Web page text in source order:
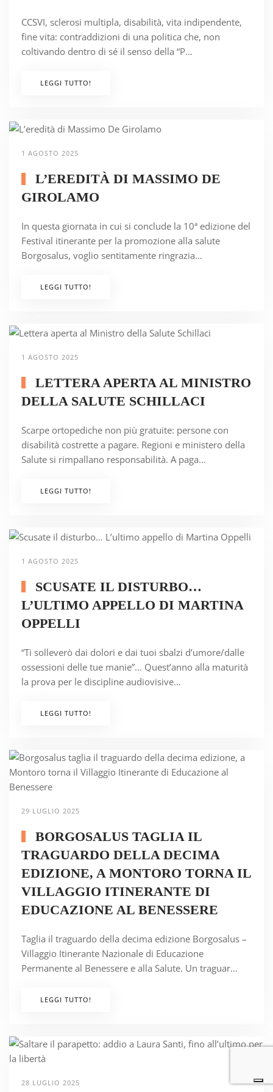
CCSVI, sclerosi multipla, disabilità, vita indipendente,
fine vita: contraddizioni di una politica che, non
coltivando dentro di sé il senso della “P…
LEGGI TUTTO!
1 AGOSTO 2025
L’EREDITÀ DI MASSIMO DE
GIROLAMO
In questa giornata in cui si conclude la 10ª edizione del
Festival itinerante per la promozione alla salute
Borgosalus, voglio sentitamente ringrazia…
LEGGI TUTTO!
1 AGOSTO 2025
LETTERA APERTA AL MINISTRO
DELLA SALUTE SCHILLACI
Scarpe ortopediche non più gratuite: persone con
disabilità costrette a pagare. Regioni e ministero della
Salute si rimpallano responsabilità. A paga…
LEGGI TUTTO!
1 AGOSTO 2025
SCUSATE IL DISTURBO…
L’ULTIMO APPELLO DI MARTINA
OPPELLI
“Ti solleverò dai dolori e dai tuoi sbalzi d’umore/dalle
ossessioni delle tue manie”… Quest’anno alla maturità
la prova per le discipline audiovisive…
LEGGI TUTTO!
29 LUGLIO 2025
BORGOSALUS TAGLIA IL
TRAGUARDO DELLA DECIMA
EDIZIONE, A MONTORO TORNA IL
VILLAGGIO ITINERANTE DI
EDUCAZIONE AL BENESSERE
Taglia il traguardo della decima edizione Borgosalus –
Villaggio Itinerante Nazionale di Educazione
Permanente al Benessere e alla Salute. Un traguar…
LEGGI TUTTO!
28 LUGLIO 2025